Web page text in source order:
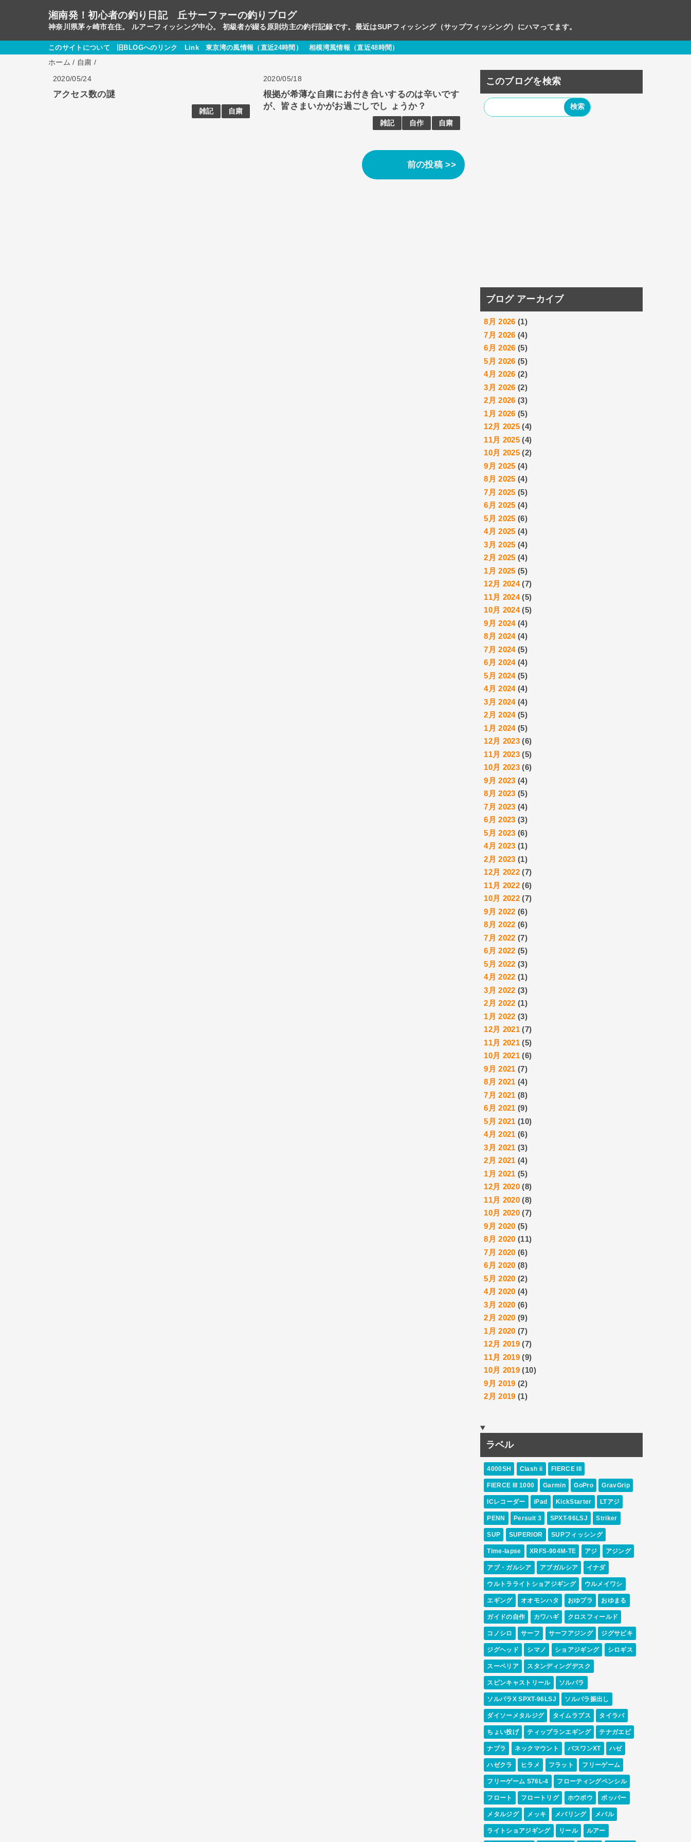
湘南発！初心者の釣り日記 丘サーファーの釣りブログ
神奈川県茅ヶ崎市在住。 ルアーフィッシング中心。 初級者が綴る原則坊主の釣行記録です。最近はSUPフィッシング（サップフィッシング）にハマってます。
このサイトについて 旧BLOGへのリンク Link 東京湾の風情報（直近24時間） 相模湾風情報（直近48時間）
ホーム / 自粛 /
2020/05/24
アクセス数の謎
雑記 自粛
2020/05/18
根拠が希薄な自粛にお付き合いするのは辛いです
が、皆さまいかがお過ごしでし ょうか？
雑記 自作 自粛
前の投稿 >>
このブログを検索
ブログ アーカイブ
8月 2026 (1)
7月 2026 (4)
6月 2026 (5)
5月 2026 (5)
4月 2026 (2)
3月 2026 (2)
2月 2026 (3)
1月 2026 (5)
12月 2025 (4)
11月 2025 (4)
10月 2025 (2)
9月 2025 (4)
8月 2025 (4)
7月 2025 (5)
6月 2025 (4)
5月 2025 (6)
4月 2025 (4)
3月 2025 (4)
2月 2025 (4)
1月 2025 (5)
12月 2024(7)
11月 2024(5)
10月 2024(5)
9月 2024(4)
8月 2024(4)
7月 2024(5)
6月 2024(4)
5月 2024(5)
4月 2024(4)
3月 2024(4)
2月 2024(5)
1月 2024(5)
12月 2023 (6)
11月 2023 (5)
10月 2023 (6)
9月 2023 (4)
8月 2023 (5)
7月 2023 (4)
6月 2023 (3)
5月 2023 (6)
4月 2023 (1)
2月 2023 (1)
12月 2022 (7)
11月 2022 (6)
10月 2022 (7)
9月 2022 (6)
8月 2022 (6)
7月 2022 (7)
6月 2022 (5)
5月 2022 (3)
4月 2022 (1)
3月 2022 (3)
2月 2022 (1)
1月 2022 (3)
12月 2021 (7)
11月 2021 (5)
10月 2021 (6)
9月 2021 (7)
8月 2021 (4)
7月 2021 (8)
6月 2021 (9)
5月 2021 (10)
4月 2021 (6)
3月 2021 (3)
2月 2021 (4)
1月 2021 (5)
12月 2020 (8)
11月 2020 (8)
10月 2020 (7)
9月 2020 (5)
8月 2020 (11)
7月 2020 (6)
6月 2020 (8)
5月 2020 (2)
4月 2020 (4)
3月 2020 (6)
2月 2020 (9)
1月 2020 (7)
12月 2019 (7)
11月 2019 (9)
10月 2019 (10)
9月 2019 (2)
2月 2019 (1)
ラベル
4000SH Clash ii FIERCE III
FIERCE III 1000 Garmin GoPro GravGrip
ICレコーダー iPad KickStarter LTアジ
PENN Persuit 3 SPXT-96LSJ Striker
SUP SUPERIOR SUPフィッシング
Time-lapse XRFS-904M-TE アジ アジング
アブ・ガルシア アブガルシア イナダ
ウルトラライトショアジギング ウルメイワシ
エギング オオモンハタ おゆプラ おゆまる
ガイドの自作 カワハギ クロスフィールド
コノシロ サーフ サーフアジング ジグサビキ
ジグヘッド シマノ ショアジギング シロギス
スーペリア スタンディングデスク
スピンキャストリール ソルパラ
ソルパラX SPXT-96LSJ ソルパラ振出し
ダイソーメタルジグ タイムラプス タイラバ
ちょい投げ ティップランエギング テナガエビ
ナブラ ネックマウント バスワンXT ハゼ
ハゼクラ ヒラメ フラット フリーゲーム
フリーゲーム S76L-4 フローティングペンシル
フロート フロートリグ ホウボウ ポッパー
メタルジグ メッキ メバリング メバル
ライトショアジギング リール ルアー